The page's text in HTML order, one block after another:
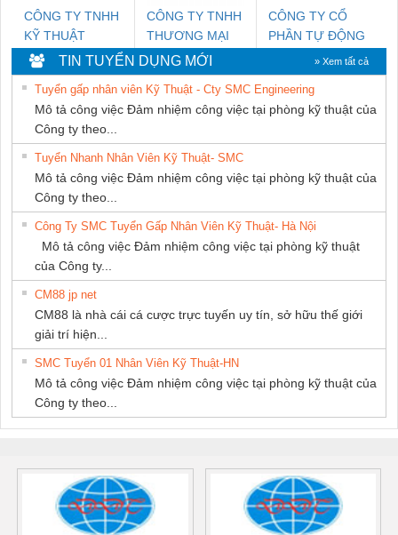
CÔNG TY TNHH
KỸ THUẬT
KTECH VIỆT
NAM
CÔNG TY TNHH
THƯƠNG MẠI
DỊCH VỤ KỸ
THUẬT ĐIỆN CƠ
GIA HƯNG
PHÁT
CÔNG TY CỔ
PHẦN TỰ ĐỘNG
TIẾN HƯNG
TIN TUYỂN DỤNG MỚI » Xem tất cả
Tuyển gấp nhân viên Kỹ Thuật - Cty SMC Engineering
Mô tả công việc Đảm nhiệm công việc tại phòng kỹ thuật của
Công ty theo...
Tuyển Nhanh Nhân Viên Kỹ Thuật- SMC
Mô tả công việc Đảm nhiệm công việc tại phòng kỹ thuật của
Công ty theo...
Công Ty SMC Tuyển Gấp Nhân Viên Kỹ Thuật- Hà Nội
Mô tả công việc Đảm nhiệm công việc tại phòng kỹ thuật
của Công ty...
CM88 jp net
CM88 là nhà cái cá cược trực tuyến uy tín, sở hữu thế giới
giải trí hiện...
SMC Tuyển 01 Nhân Viên Kỹ Thuật-HN
Mô tả công việc Đảm nhiệm công việc tại phòng kỹ thuật của
Công ty theo...